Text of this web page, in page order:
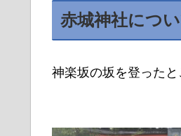
赤城神社につ
神楽坂の坂を登った